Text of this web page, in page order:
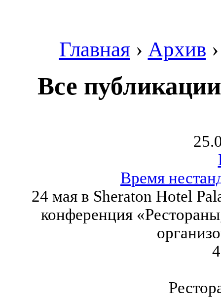
Главная › Архив
Все
Время
24 мая в Sheraton Hotel
конференция